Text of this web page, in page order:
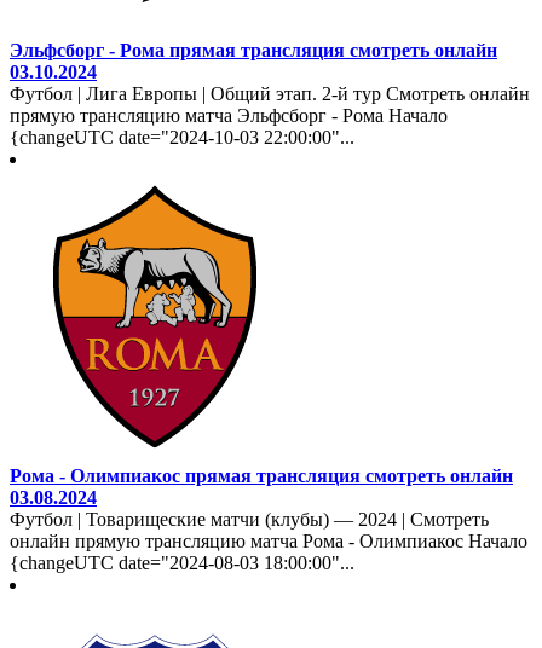
Эльфсборг - Рома прямая трансляция смотреть онлайн
03.10.2024
Футбол | Лига Европы | Общий этап. 2-й тур Смотреть онлайн
прямую трансляцию матча Эльфсборг - Рома Начало
{changeUTC date="2024-10-03 22:00:00"...
Рома - Олимпиакос прямая трансляция смотреть онлайн
03.08.2024
Футбол | Товарищеские матчи (клубы) — 2024 | Смотреть
онлайн прямую трансляцию матча Рома - Олимпиакос Начало
{changeUTC date="2024-08-03 18:00:00"...